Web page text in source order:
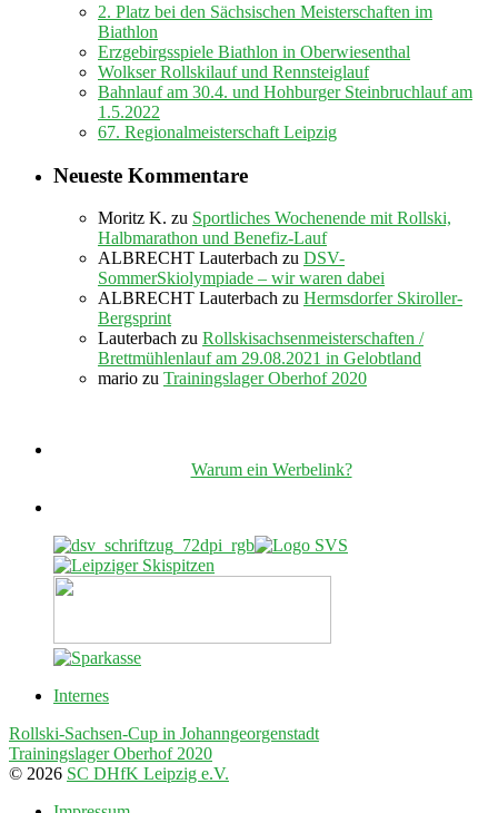
2. Platz bei den Sächsischen Meisterschaften im
Biathlon
Erzgebirgsspiele Biathlon in Oberwiesenthal
Wolkser Rollskilauf und Rennsteiglauf
Bahnlauf am 30.4. und Hohburger Steinbruchlauf am
1.5.2022
67. Regionalmeisterschaft Leipzig
Neueste Kommentare
Moritz K. zu Sportliches Wochenende mit Rollski,
Halbmarathon und Benefiz-Lauf
ALBRECHT Lauterbach zu DSV-
SommerSkiolympiade – wir waren dabei
ALBRECHT Lauterbach zu Hermsdorfer Skiroller-
Bergsprint
Lauterbach zu Rollskisachsenmeisterschaften /
Brettmühlenlauf am 29.08.2021 in Gelobtland
mario zu Trainingslager Oberhof 2020
Warum ein Werbelink?
Internes
Rollski-Sachsen-Cup in Johanngeorgenstadt
Trainingslager Oberhof 2020
© 2026 SC DHfK Leipzig e.V.